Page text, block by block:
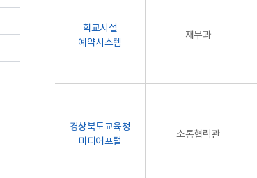
학교시설
예약시스템
재무과
경상북도교육청
미디어포털
소통협력관